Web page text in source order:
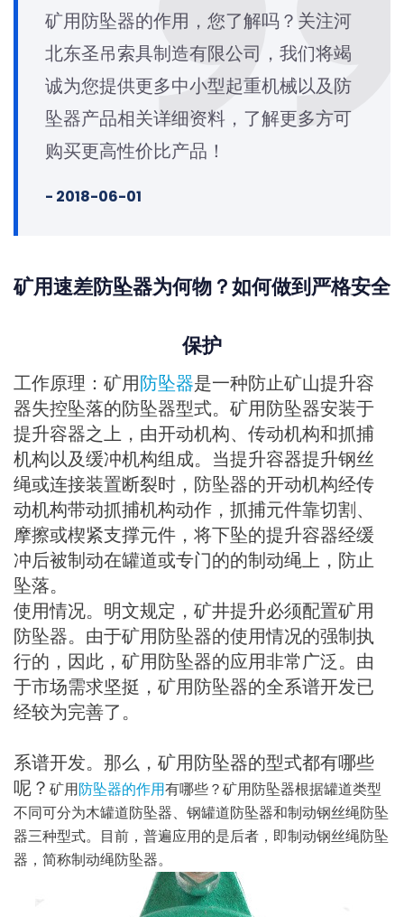
矿用防坠器的作用，您了解吗？关注河
北东圣吊索具制造有限公司，我们将竭
诚为您提供更多中小型起重机械以及防
坠器产品相关详细资料，了解更多方可
购买更高性价比产品！
- 2018-06-01
矿用速差防坠器为何物？如何做到严格安全
保护
工作原理：矿用防坠器是一种防止矿山提升容
器失控坠落的防坠器型式。矿用防坠器安装于
提升容器之上，由开动机构、传动机构和抓捕
机构以及缓冲机构组成。当提升容器提升钢丝
绳或连接装置断裂时，防坠器的开动机构经传
动机构带动抓捕机构动作，抓捕元件靠切割、
摩擦或楔紧支撑元件，将下坠的提升容器经缓
冲后被制动在罐道或专门的的制动绳上，防止
坠落。
使用情况。明文规定，矿井提升必须配置矿用
防坠器。由于矿用防坠器的使用情况的强制执
行的，因此，矿用防坠器的应用非常广泛。由
于市场需求坚挺，矿用防坠器的全系谱开发已
经较为完善了。
系谱开发。那么，矿用防坠器的型式都有哪些
呢？ 矿用防坠器的作用有哪些？矿用防坠器根据罐道类型
不同可分为木罐道防坠器、钢罐道防坠器和制动钢丝绳防坠
器三种型式。目前，普遍应用的是后者，即制动钢丝绳防坠
器，简称制动绳防坠器。